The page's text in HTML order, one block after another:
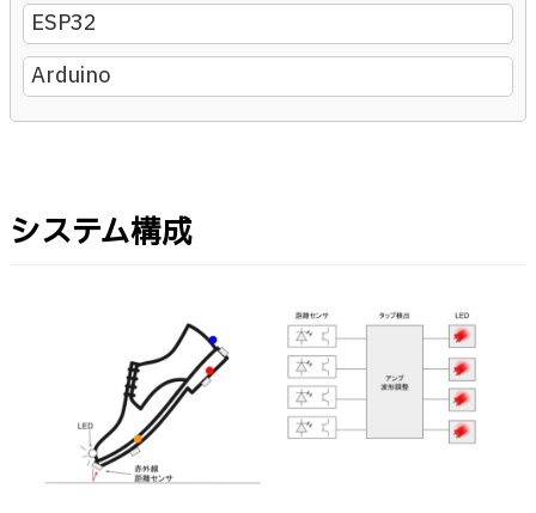
ESP32
Arduino
システム構成